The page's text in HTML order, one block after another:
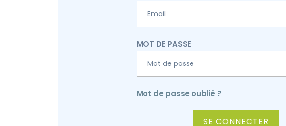
MOT DE PASSE
Mot de passe oublié ?